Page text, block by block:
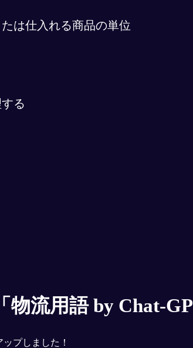
は仕入れる商品の単位
る
流用語 by Chat-
プしました！